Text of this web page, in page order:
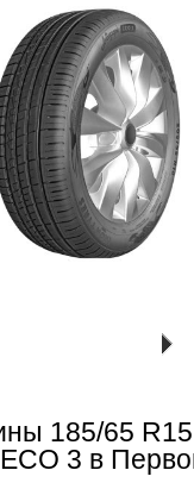
185/65
3 в